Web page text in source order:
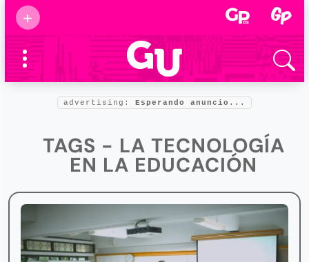
+
Supermamás
2025
Marcas de
confianza
Foro salud
advertising: Esperando anuncio...
TAGS - LA TECNOLOGÍA
EN LA EDUCACIÓN